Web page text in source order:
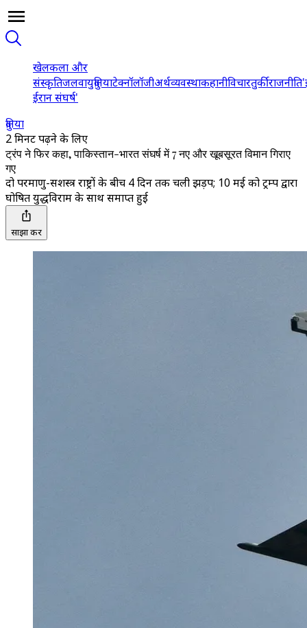
खेलकला और
संस्कृतिजलवायुदुनियाटेक्नॉलॉजीअर्थव्यवस्थाकहानीविचारतुर्कीराजनीति
ईरान संघर्ष'
दुनिया
2 मिनट पढ़ने के लिए
ट्रंप ने फिर कहा, पाकिस्तान-भारत संघर्ष में 7 नए और खूबसूरत विमान गिराए
गए
दो परमाणु-सशस्त्र राष्ट्रों के बीच 4 दिन तक चली झड़प; 10 मई को ट्रम्प द्वारा
घोषित युद्धविराम के साथ समाप्त हुई
साझा करें